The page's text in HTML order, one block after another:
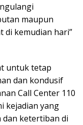
maupun
di kemudian hari”
untuk tetap
dan kondusif
Call Center 110
kejadian yang
ketertiban di